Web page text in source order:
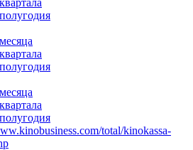
total/kinokassa-